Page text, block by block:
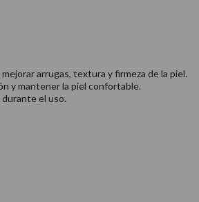
arrugas, textura y firmeza de la piel.
y mantener la piel confortable.
el uso.